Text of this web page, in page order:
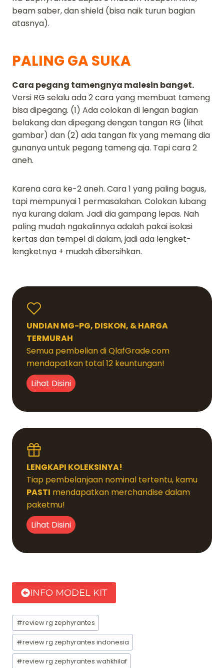
beam saber, dan shield (bisa naik turun bagian
atasnya).
PALING GA SUKA
Cara pegang tamengnya malesin banget.
Versi RG selalu ada 2 cara yang membuat tameng
bisa dipegang. (1) Ada colokan di lengan bagian
belakang dan dipegang dengan tangan RG (lihat
gambar) dan (2) ada tangan fix yang memang dia
gunanya untuk pegang tameng aja. Tapi cara 2
aneh.
Karena cara ke-2 aneh. Cara 1 yang paling bagus,
tapi mempunyai 1 permasalahan. Colokan lubang
nya kurang dalam. Jadi dia gampang lepas. Nah
paling mudah ngakalinnya adalah pakai isolasi
kertas dan tempel di dalam, jadi ada lengket-
lengketnya + mudah dibersihkan.
UNDIAN MG-PG, DISKON, & HARGA
TERMURAH
Semua pembelian di QlafGrade.com
mendapatkan total 12 keuntungan!
Lihat Disini
LENGKAPI KOLEKSINYA!
Tiap pembelanjaan nominal tertentu, kamu
PASTI mendapatkan merchandise dalam
paketmu!
Lihat Disini
INFO MODEL KIT
Post
Tags:
#review rg zephyrantes
#review rg zephyrantes indonesia
#review rg zephyrantes wahkhilaf